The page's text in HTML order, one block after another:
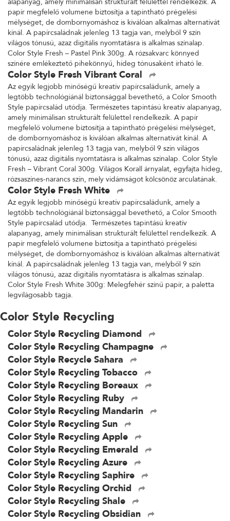
papír megfelelő volumene biztosítja a tapintható prégelési
mélységet, de dombornyomáshoz is kiválóan alkalmas alternatívát
kínál. A papírcsaládnak jelenleg 13 tagja van, melyből 9 szín
világos tónusú, azaz digitális nyomtatásra is alkalmas színalap.
Color Style Fresh – Pastel Pink 300g. A rózsakvarc könnyed
színére emlékeztető pihekönnyű, hideg tónusaként írható le.
Color Style Fresh Vibrant Coral
Az egyik legjobb minőségű kreatív papírcsaládunk, amely a
legtöbb technológiánál biztonsággal bevethető, a Color Smooth
Style papírcsalád utódja. Természetes tapintású kreatív alapanyag,
amely minimálisan strukturált felülettel rendelkezik. A papír
megfelelő volumene biztosítja a tapintható prégelési mélységet,
de dombornyomáshoz is kiválóan alkalmas alternatívát kínál. A
papírcsaládnak jelenleg 13 tagja van, melyből 9 szín világos
tónusú, azaz digitális nyomtatásra is alkalmas színalap. Color Style
Fresh – Vibrant Coral 300g. Világos Korall árnyalat, egyfajta hideg,
rózsaszínes-narancs szín, mely vidámságot kölcsönöz arculatának.
Color Style Fresh White
Az egyik legjobb minőségű kreatív papírcsaládunk, amely a
legtöbb technológiánál biztonsággal bevethető, a Color Smooth
Style papírcsalád utódja. Természetes tapintású kreatív
alapanyag, amely minimálisan strukturált felülettel rendelkezik. A
papír megfelelő volumene biztosítja a tapintható prégelési
mélységet, de dombornyomáshoz is kiválóan alkalmas alternatívát
kínál. A papírcsaládnak jelenleg 13 tagja van, melyből 9 szín
világos tónusú, azaz digitális nyomtatásra is alkalmas színalap.
Color Style Fresh White 300g: Melegfehér színű papír, a paletta
legvilágosabb tagja.
Color Style Recycling
Color Style Recycling Diamond
Color Style Recycling Champagne
Color Style Recycle Sahara
Color Style Recycling Tobacco
Color Style Recycling Boreaux
Color Style Recycling Ruby
Color Style Recycling Mandarin
Color Style Recycling Sun
Color Style Recycling Apple
Color Style Recycling Emerald
Color Style Recycling Azure
Color Style Recycling Saphire
Color Style Recycling Orchid
Color Style Recycling Shale
Color Style Recycling Obsidian